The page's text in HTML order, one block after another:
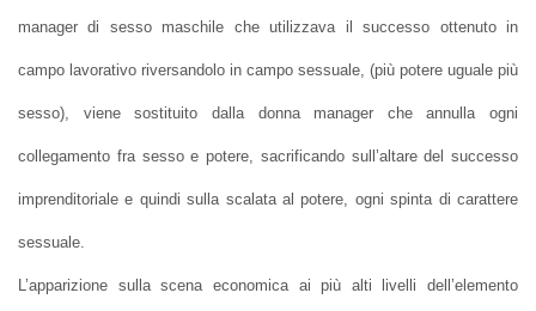
manager di sesso maschile che utilizzava il successo ottenuto in
campo lavorativo riversandolo in campo sessuale, (più potere uguale più
sesso), viene sostituito dalla donna manager che annulla ogni
collegamento fra sesso e potere, sacrificando sull’altare del successo
imprenditoriale e quindi sulla scalata al potere, ogni spinta di carattere
sessuale.
L’apparizione sulla scena economica ai più alti livelli dell’elemento